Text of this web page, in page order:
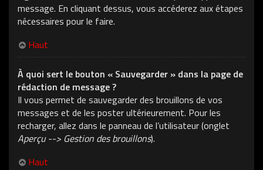
message. En cliquant dessus, vous accéderez aux étapes
nécessaires pour le faire.
Haut
À quoi sert le bouton « Sauvegarder » dans la page de
rédaction de message ?
Il vous permet de sauvegarder des brouillons de vos
messages et de les poster ultérieurement. Pour les
recharger, allez dans le panneau de l’utilisateur (onglet
Aperçu --> Gestion des brouillons).
Haut